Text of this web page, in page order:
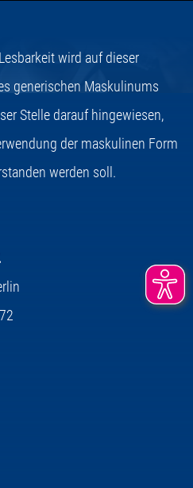
wird auf dieser
generischen Maskulinums
Stelle darauf hingewiesen,
der maskulinen Form
werden soll.